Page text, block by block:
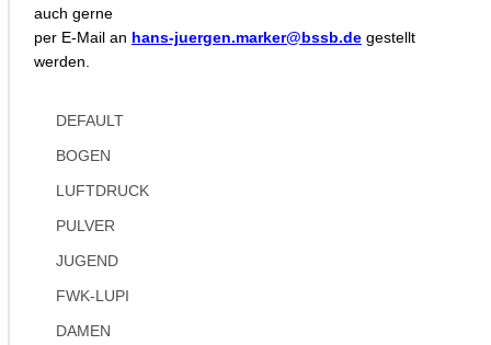
auch gerne
per E-Mail an hans-juergen.marker@bssb.degestellt
werden.
DEFAULT
BOGEN
LUFTDRUCK
PULVER
JUGEND
FWK-LUPI
DAMEN